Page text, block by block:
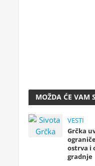
MOŽDA ĆE VAM
VESTI
Grčka
ostrva i
gradnje